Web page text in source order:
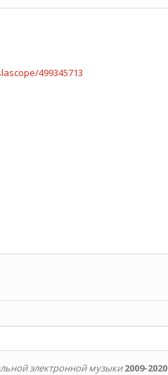
499345713
электронной музыки 2009-2020